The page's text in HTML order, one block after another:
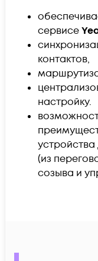
сервисе
контактов,
настройку.
(из
созыва и